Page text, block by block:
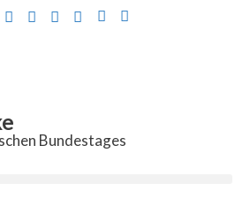
Bundestages